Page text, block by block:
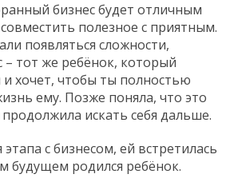
бизнес будет отличным
полезное с приятным.
появляться сложности,
– тот же ребёнок, который
хочет, чтобы ты полностью
ему. Позже поняла, что это
искать себя дальше.
с бизнесом, ей встретилась
будущем родился ребёнок.